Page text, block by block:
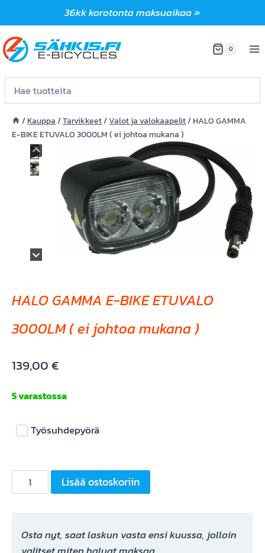
sisältöön
36kk korotonta maksuaikaa »
0
/Kauppa /Tarvikkeet/Valot ja valokaapelit/HALO GAMMA
E-BIKE ETUVALO 3000LM ( ei johtoa mukana )
HALO GAMMA E-BIKE ETUVALO
3000LM ( ei johtoa mukana )
139,00€
5 varastossa
Työsuhdepyörä
HALO
GAMMA
ETUVALO
Lisää ostoskoriin
Osta nyt, saat laskun vasta ensi kuussa, jolloin